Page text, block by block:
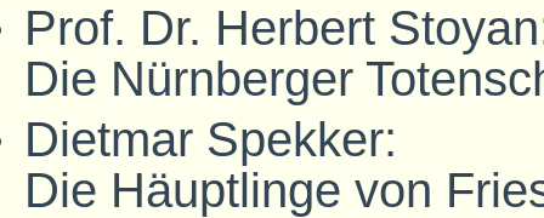
Prof. Dr. Herbert
Die Nürnberger
Dietmar Spekker:
Die Häuptlinge von